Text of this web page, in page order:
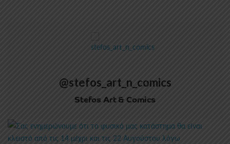
@stefos_art_n_comics
Stefos Art & Comics